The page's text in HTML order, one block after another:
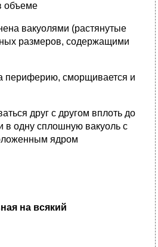
объеме
вакуолями (растянутые
размеров, содержащими
периферию, сморщивается и
друг с другом вплоть до
в одну сплошную вакуоль с
ядром
на всякий